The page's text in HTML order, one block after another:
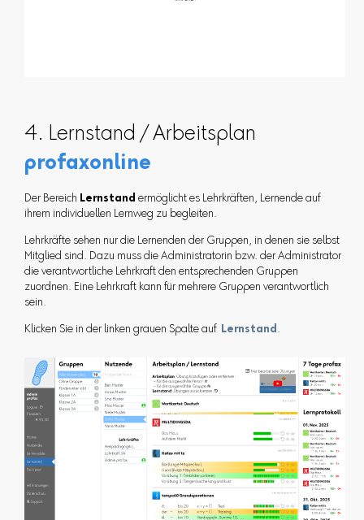
4. Lernstand / Arbeitsplan
profaxonline
Der Bereich Lernstand ermöglicht es Lehrkräften, Lernende auf
ihrem individuellen Lernweg zu begleiten.
Lehrkräfte sehen nur die Lernenden der Gruppen, in denen sie selbst
Mitglied sind. Dazu muss die Administratorin bzw. der Administrator
die verantwortliche Lehrkraft den entsprechenden Gruppen
zuordnen. Eine Lehrkraft kann für mehrere Gruppen verantwortlich
sein.
Klicken Sie in der linken grauen Spalte auf Lernstand .